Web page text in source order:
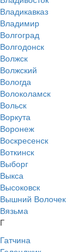
Владикавказ
Владимир
Волгоград
Волгодонск
Волжск
Волжский
Вологда
Волоколамск
Вольск
Воркута
Воронеж
Воскресенск
Воткинск
Выборг
Выкса
Высоковск
Вышний Волочек
Вязьма
Г
Гатчина